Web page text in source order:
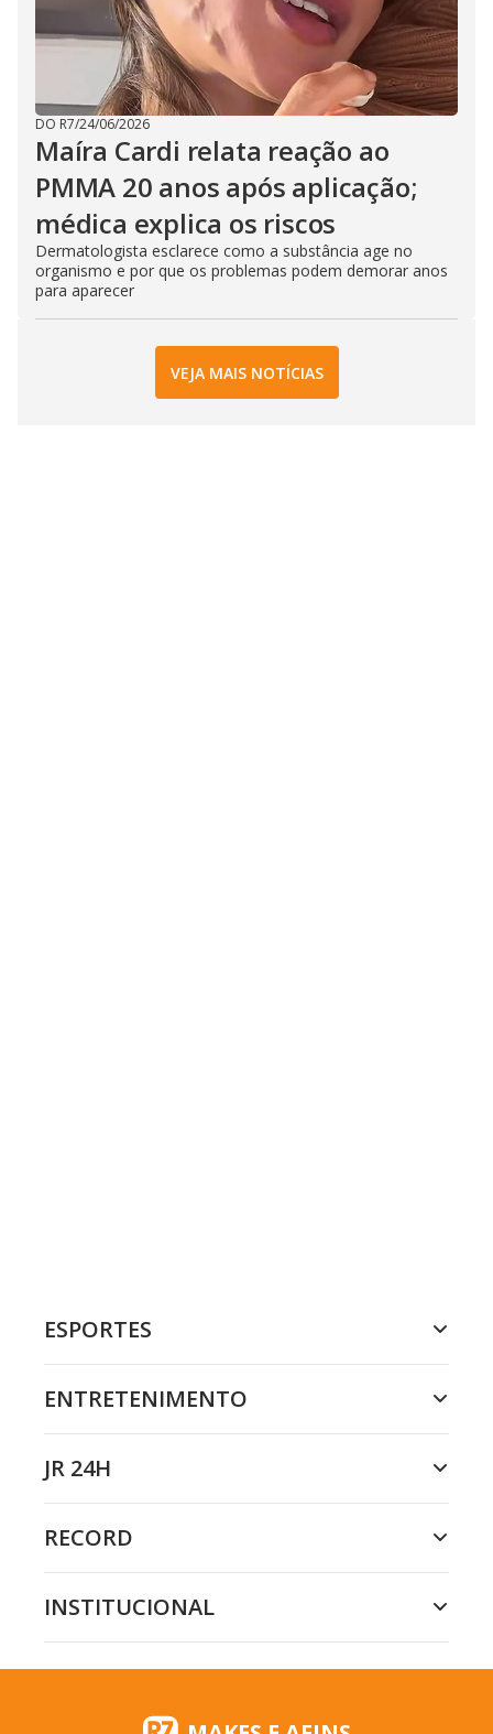
DO R7/24/06/2026
Maíra Cardi relata reação ao
PMMA 20 anos após aplicação;
médica explica os riscos
Dermatologista esclarece como a substância age no
organismo e por que os problemas podem demorar anos
para aparecer
VEJA MAIS NOTÍCIAS
ESPORTES
ENTRETENIMENTO
JR 24H
RECORD
INSTITUCIONAL